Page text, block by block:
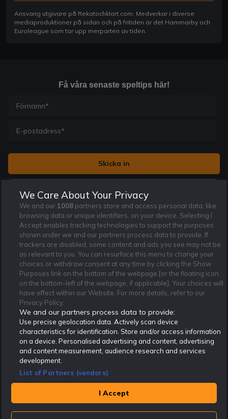
Ansvarig utgivare på Rekatochklart.com. Medverkar i diverse
mediaproduktioner på sidan och på fritiden är det Hammarby och
Euroleague som tar upp merparten av tiden.
Få våra senaste speltips här!
Jag vill få nyhetsbrev från Rekatochklart och jag är 18+. Regler
och villkor gäller. *
Rekatochklart.com är Sveriges ledande betting-community. 2017 nominerades
Rekatochklart som en av världens bästa spelinformations-sajter på spelbranschens egen
Oscarsgala EGR Awards.
Rekatochklart är oberoende och ej knutet till något specifikt spelbolag. Här hittar du
speltips, unika insättningsbonusar och erbjudanden från de största och mest seriösa
spelbolagen. En spelbok, spelskola, information om skador och avstängningar samt vårt
populära klotterplank.
Har du några frågor är du välkommen att
kontakta oss
Affiliate Modell
Om Rekatochklart
Kontakta oss
Redaktionen
Ansvarsfullt Spelande
F.A.Q
Nyhetsarkiv
Redaktionell policy
Cookie Policy
Användarvilkor
Integritetspolicy
Rekatochklart shop
We Care About Your Privacy
We and our 1008 partners store and access personal data, like
browsing data or unique identifiers, on your device. Selecting I
Accept enables tracking technologies to support the purposes
shown under we and our partners process data to provide. If
trackers are disabled, some content and ads you see may not be
as relevant to you. You can resurface this menu to change your
choices or withdraw consent at any time by clicking the Show
Purposes link on the bottom of the webpage [or the floating icon
on the bottom-left of the webpage, if applicable]. Your choices will
have effect within our Website. For more details, refer to our
Privacy Policy.
We and our partners process data to provide:
Use precise geolocation data. Actively scan device
characteristics for identification. Store and/or access information
on a device. Personalised advertising and content, advertising
and content measurement, audience research and services
development.
List of Partners (vendors)
I Accept